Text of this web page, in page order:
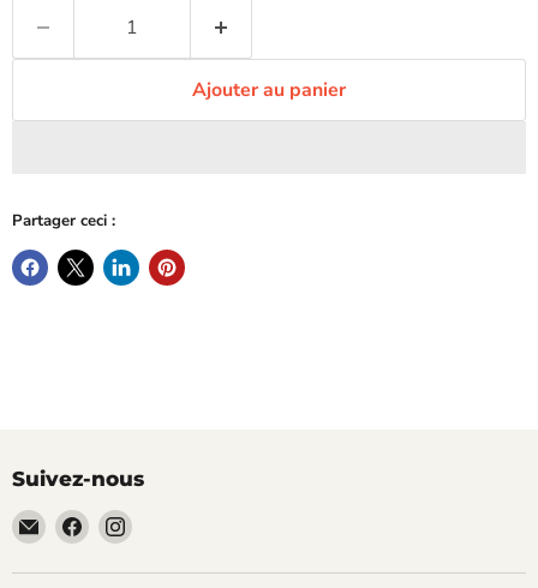
Ajouter au panier
Partager ceci :
Suivez-nous
Email
TECLAB
Trouvez-
nous
sur
Trouvez-
sur